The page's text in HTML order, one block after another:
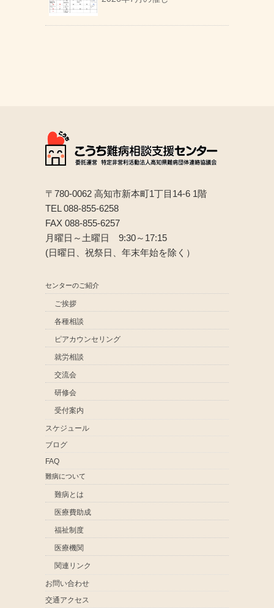
〒780-0062 高知市新本町1丁目14-6 1階
TEL 088-855-6258
FAX 088-855-6257
月曜日～土曜日 9:30～17:15
(日曜日、祝祭日、年末年始を除く）
センターのご紹介
ご挨拶
各種相談
ピアカウンセリング
就労相談
交流会
研修会
受付案内
スケジュール
ブログ
FAQ
難病について
難病とは
医療費助成
福祉制度
医療機関
関連リンク
お問い合わせ
交通アクセス